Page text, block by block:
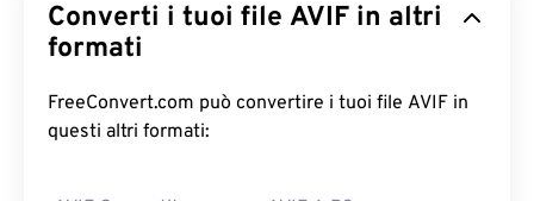
Converti i tuoi file AVIF in altri
formati
FreeConvert.com può convertire i tuoi file AVIF in
questi altri formati: